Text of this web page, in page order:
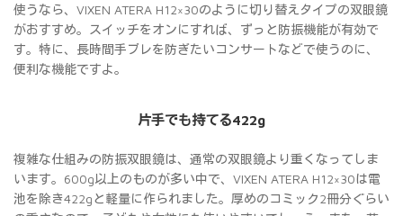
使うなら、VIXEN ATERA H12×30のように切り替えタイプの双眼鏡
がおすすめ。スイッチをオンにすれば、ずっと防振機能が有効で
す。特に、長時間手ブレを防ぎたいコンサートなどで使うのに、
便利な機能ですよ。
片手でも持てる422g
複雑な仕組みの防振双眼鏡は、通常の双眼鏡より重くなってしま
います。600g以上のものが多い中で、VIXEN ATERA H12×30は電
池を除き422gと軽量に作られました。厚めのコミック2冊分ぐらい